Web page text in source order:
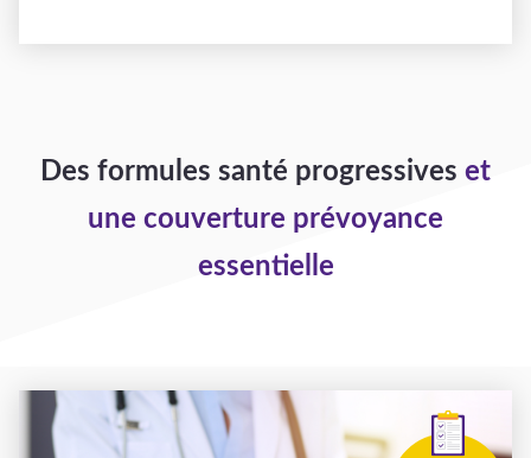
Des formules santé progressives et
une couverture prévoyance
essentielle